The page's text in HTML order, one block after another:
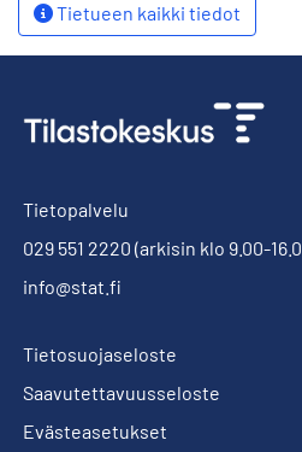
Tietueen kaikki tiedot
Tietopalvelu
029 551 2220 (arkisin klo 9.00-
info@stat.fi
Tietosuojaseloste
Saavutettavuusseloste
Evästeasetukset